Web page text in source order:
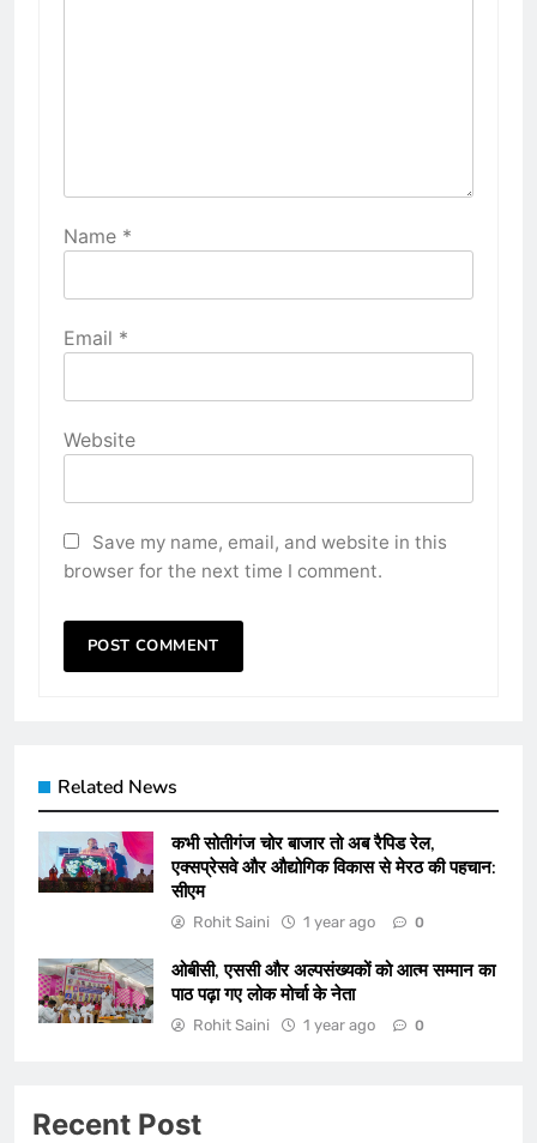
Name *
Email *
Website
Save my name, email, and website in this
browser for the next time I comment.
Related News
कभी सोतीगंज चोर बाजार तो अब रैपिड रेल,
एक्सप्रेसवे और औद्योगिक विकास से मेरठ की पहचान:
सीएम
Rohit Saini 1 year ago 0
ओबीसी, एससी और अल्पसंख्यकों को आत्म सम्मान का
पाठ पढ़ा गए लोक मोर्चा के नेता
Rohit Saini 1 year ago 0
Recent Post